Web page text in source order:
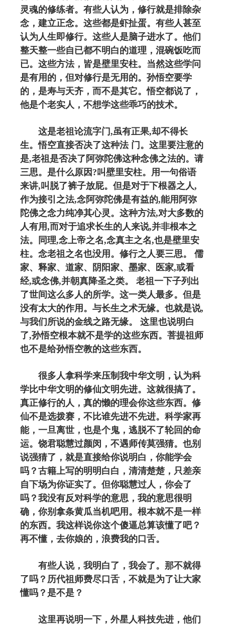
灵魂的修练者。有些人认为，修行就是排除杂
念，建立正念。这些都是虾扯蛋。有些人甚至
认为人生即修行。这些人是脑子进水了。他们
整天整一些自已都不明白的道理，混碗饭吃而
已。这些方法，皆是壁里安柱。当然这些学问
是有用的，但对修行是无用的。孙悟空要学
的，是寿与天齐，而不是其它。悟空都说了，
他是个老实人，不想学这些乖巧的技术。
这是老祖论流字门,虽有正果,却不得长
生。悟空直接否决了这种法 门。这里要注意的
是,老祖是否决了阿弥陀佛这种念佛之法的。请
三思。是什么原因?叫壁里安柱。用一句俗语
来讲,叫脱了裤子放屁。但是对于下根器之人,
作为接引之法,念阿弥陀佛是有益的,能用阿弥
陀佛之念力纯净其心灵。这种方法,对大多数的
人有用,而对于追求长生的人来说,并非根本之
法。同理,念上帝之名,念真主之名,也是壁里安
柱。念老祖之名也没用。修行之人要三思。 儒
家、释家、道家、阴阳家、墨家、医家,或看
经,或念佛,并朝真降圣之类。 老祖一下子列出
了世间这么多人的所学。这一类人最多。但是
没有太大的作用。与长生之术无缘。也就是说,
与我们所说的金线之路无缘。 这里也说明白
了,孙悟空根本就不是学的这些东西。菩提祖师
也不是给孙悟空教的这些东西。
很多人拿科学来压制我中华文明，认为科
学比中华文明的修仙文明先进。这就很搞了。
真正修行的人，真的懒的理会你这些东西。修
仙不是选拨赛，不比谁先进不先进。科学家再
能，一旦离世，也是个鬼，逃脱不了轮回的命
运。饶君聪慧过颜闵，不遇师传莫强猜。也别
说强猜了，就是直接给你说明白，你能学会
吗？古籍上写的明明白白，清清楚楚，只差亲
自下场为你证实了。但你聪慧过人，你会了
吗？我没有反对科学的意思，我的意思很明
确，你别拿条黄瓜当机吧用。根本就不是一样
的东西。我这样说你这个傻逼总算该懂了吧？
再不懂，去你娘的，浪费我的口舌。
有些人说，我明白了，我会了。那不就得
了吗？历代祖师费尽口舌，不就是为了让大家
懂吗？是不是？
这里再说明一下，外星人科技先进，他们